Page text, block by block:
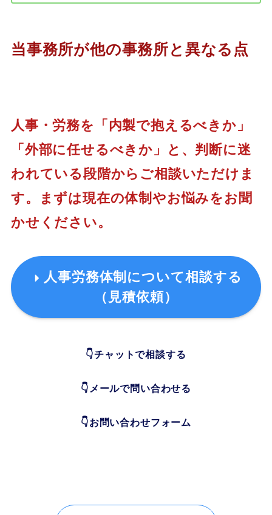
当事務所が他の事務所と異なる点
人事・労務を「内製で抱えるべきか」
「外部に任せるべきか」と、判断に迷
われている段階からご相談いただけま
す。まずは現在の体制やお悩みをお聞
かせください。
人事労務体制について相談する
（見積依頼）
👇チャットで相談する
👇メールで問い合わせる
👇お問い合わせフォーム